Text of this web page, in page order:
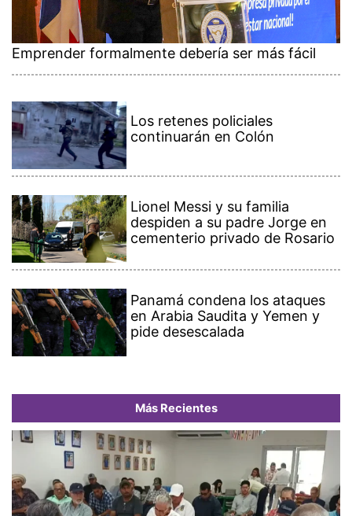
Emprender formalmente debería ser más fácil
Los retenes policiales
continuarán en Colón
Lionel Messi y su familia
despiden a su padre Jorge en
cementerio privado de Rosario
Panamá condena los ataques
en Arabia Saudita y Yemen y
pide desescalada
Más Recientes